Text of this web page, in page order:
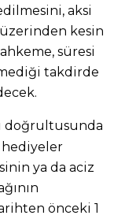
aksi
kesin
süresi
takdirde
doğrultusunda
hediyeler
ya da aciz
önceki 1